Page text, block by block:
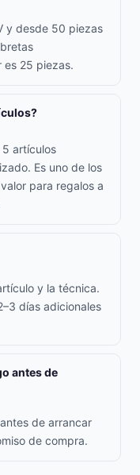
y desde 50 piezas
es 25 piezas.
5 artículos
Es uno de los
para regalos a
y la técnica.
días adicionales
antes de
de arrancar
de compra.